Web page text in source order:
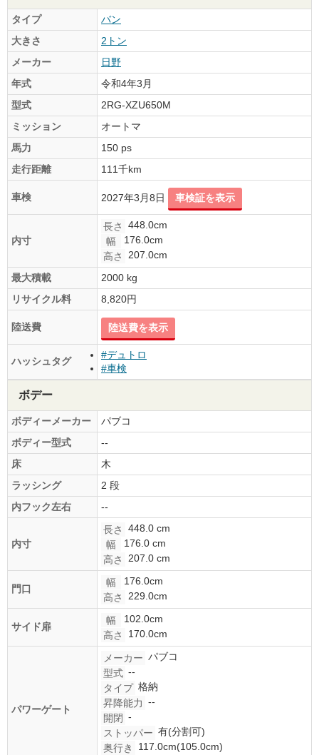
タイプ
バン
大きさ
2トン
メーカー
日野
年式
令和4年3月
型式
2RG-XZU650M
ミッション
オートマ
馬力
150 ps
走行距離
111千km
車検 2027年3月8日 車検証を表示
内寸
長さ
448.0cm
幅
176.0cm
高さ
207.0cm
最大積載
2000 kg
リサイクル料
8,820円
陸送費 陸送費を表示
ハッシュタグ
#デュトロ
#車検
ボデー
ボディーメーカー
パブコ
ボディー型式
--
床
木
ラッシング
2 段
内フック左右
--
内寸
長さ
448.0 cm
幅
176.0 cm
高さ
207.0 cm
門口
幅
176.0cm
高さ
229.0cm
サイド扉
幅
102.0cm
高さ
170.0cm
パワーゲート
メーカー パブコ
型式 --
タイプ 格納
昇降能力 --
開閉 -
ストッパー 有(分割可)
奥行き
117.0cm(105.0cm)